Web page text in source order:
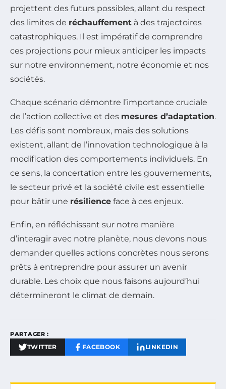
projettent des futurs possibles, allant du respect
des limites de réchauffement à des trajectoires
catastrophiques. Il est impératif de comprendre
ces projections pour mieux anticiper les impacts
sur notre environnement, notre économie et nos
sociétés.
Chaque scénario démontre l’importance cruciale
de l’action collective et des mesures d’adaptation.
Les défis sont nombreux, mais des solutions
existent, allant de l’innovation technologique à la
modification des comportements individuels. En
ce sens, la concertation entre les gouvernements,
le secteur privé et la société civile est essentielle
pour bâtir une résilience face à ces enjeux.
Enfin, en réfléchissant sur notre manière
d’interagir avec notre planète, nous devons nous
demander quelles actions concrètes nous serons
prêts à entreprendre pour assurer un avenir
durable. Les choix que nous faisons aujourd’hui
détermineront le climat de demain.
PARTAGER :
TWITTER FACEBOOK LINKEDIN